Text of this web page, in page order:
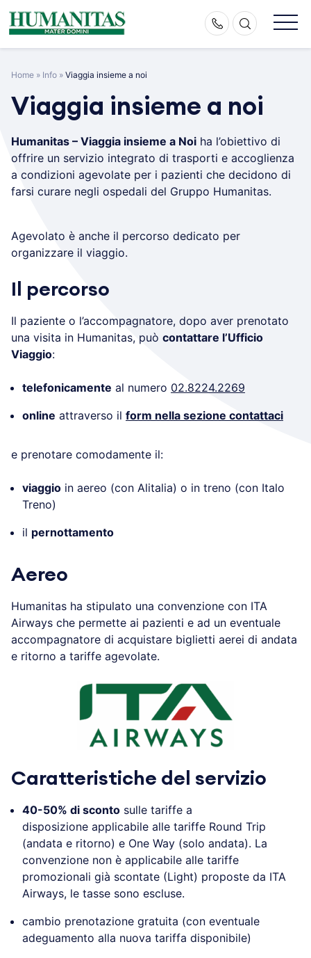
Skip
to
Home » Info » Viaggia insieme a noi
Viaggia insieme a noi
Humanitas – Viaggia insieme a Noi ha l’obiettivo di
offrire un servizio integrato di trasporti e accoglienza
a condizioni agevolate per i pazienti che decidono di
farsi curare negli ospedali del Gruppo Humanitas.
Agevolato è anche il percorso dedicato per
organizzare il viaggio.
Il percorso
Il paziente o l’accompagnatore, dopo aver prenotato
una visita in Humanitas, può contattare l’Ufficio
Viaggio:
telefonicamente al numero 02.8224.2269
online attraverso il form nella sezione contattaci
e prenotare comodamente il:
viaggio in aereo (con Alitalia) o in treno (con Italo
Treno)
il pernottamento
Aereo
Humanitas ha stipulato una convenzione con ITA
Airways che permette ai pazienti e ad un eventuale
accompagnatore di acquistare biglietti aerei di andata
e ritorno a tariffe agevolate.
Caratteristiche del servizio
40-50% di sconto sulle tariffe a
disposizione applicabile alle tariffe Round Trip
(andata e ritorno) e One Way (solo andata). La
convenzione non è applicabile alle tariffe
promozionali già scontate (Light) proposte da ITA
Airways, le tasse sono escluse.
cambio prenotazione gratuita (con eventuale
adeguamento alla nuova tariffa disponibile)